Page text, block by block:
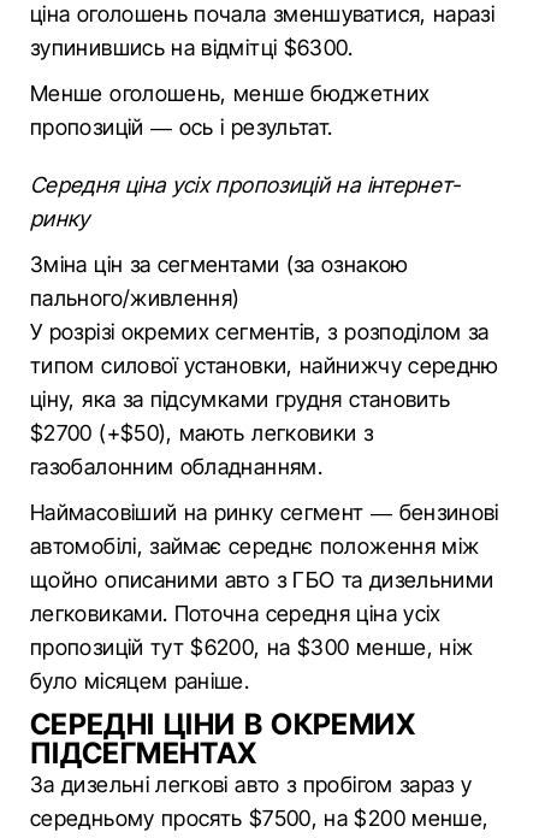
ціна оголошень почала зменшуватися, наразі
зупинившись на відмітці $6300.
Менше оголошень, менше бюджетних
пропозицій — ось і результат.
Середня ціна усіх пропозицій на інтернет-
ринку
Зміна цін за сегментами (за ознакою
пального/живлення)
У розрізі окремих сегментів, з розподілом за
типом силової установки, найнижчу середню
ціну, яка за підсумками грудня становить
$2700 (+$50), мають легковики з
газобалонним обладнанням.
Наймасовіший на ринку сегмент — бензинові
автомобілі, займає середнє положення між
щойно описаними авто з ГБО та дизельними
легковиками. Поточна середня ціна усіх
пропозицій тут $6200, на $300 менше, ніж
було місяцем раніше.
СЕРЕДНІ ЦІНИ В ОКРЕМИХ
ПІДСЕГМЕНТАХ
За дизельні легкові авто з пробігом зараз у
середньому просять $7500, на $200 менше,